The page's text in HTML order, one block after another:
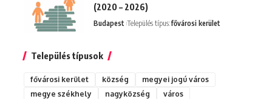
(2020 – 2026)
Budapest Település típus:fővárosi kerület
Település típusok
fővárosi kerület község
megyei jogú város
megye székhely
nagyközség város